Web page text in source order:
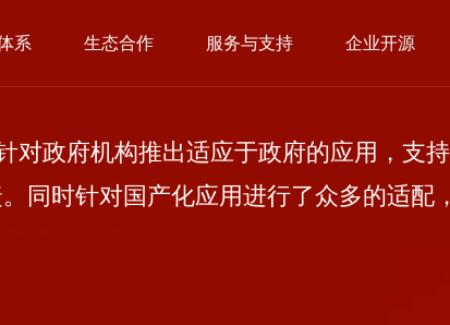
系 生态合作 服务与支持 企业开源
政府机构推出适应于政府的应用，支
同时针对国产化应用进行了众多的适配